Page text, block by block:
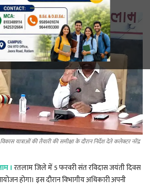
यात्राओं की तैयारी की समीक्षा के दौरान निर्देश देते कलेक्टर नरेंद्र
। रतलाम जिले में 5 फरवरी संत रविदास जयंती दिवस
होगा। इस दौरान विभागीय अधिकारी अपनी